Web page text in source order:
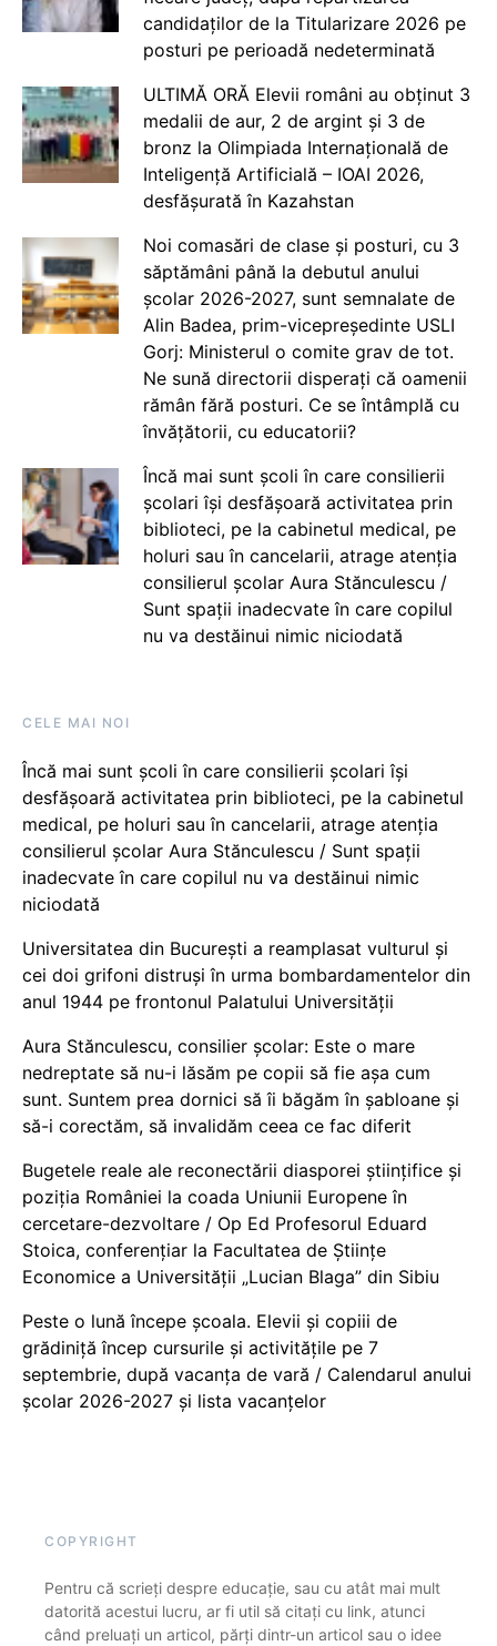
candidaților de la Titularizare 2026 pe
posturi pe perioadă nedeterminată
ULTIMĂ ORĂ Elevii români au obținut 3
medalii de aur, 2 de argint și 3 de
bronz la Olimpiada Internațională de
Inteligență Artificială – IOAI 2026,
desfășurată în Kazahstan
Noi comasări de clase și posturi, cu 3
săptămâni până la debutul anului
școlar 2026-2027, sunt semnalate de
Alin Badea, prim-vicepreședinte USLI
Gorj: Ministerul o comite grav de tot.
Ne sună directorii disperați că oamenii
rămân fără posturi. Ce se întâmplă cu
învățătorii, cu educatorii?
Încă mai sunt școli în care consilierii
școlari își desfășoară activitatea prin
biblioteci, pe la cabinetul medical, pe
holuri sau în cancelarii, atrage atenția
consilierul școlar Aura Stănculescu /
Sunt spații inadecvate în care copilul
nu va destăinui nimic niciodată
CELE MAI NOI
Încă mai sunt școli în care consilierii școlari își
desfășoară activitatea prin biblioteci, pe la cabinetul
medical, pe holuri sau în cancelarii, atrage atenția
consilierul școlar Aura Stănculescu / Sunt spații
inadecvate în care copilul nu va destăinui nimic
niciodată
Universitatea din București a reamplasat vulturul și
cei doi grifoni distruși în urma bombardamentelor din
anul 1944 pe frontonul Palatului Universității
Aura Stănculescu, consilier școlar: Este o mare
nedreptate să nu-i lăsăm pe copii să fie așa cum
sunt. Suntem prea dornici să îi băgăm în șabloane și
să-i corectăm, să invalidăm ceea ce fac diferit
Bugetele reale ale reconectării diasporei științifice și
poziția României la coada Uniunii Europene în
cercetare-dezvoltare / Op Ed Profesorul Eduard
Stoica, conferențiar la Facultatea de Științe
Economice a Universității „Lucian Blaga” din Sibiu
Peste o lună începe școala. Elevii și copiii de
grădiniță încep cursurile și activitățile pe 7
septembrie, după vacanța de vară / Calendarul anului
școlar 2026-2027 și lista vacanțelor
COPYRIGHT
Pentru că scrieți despre educație, sau cu atât mai mult
datorită acestui lucru, ar fi util să citați cu link, atunci
când preluați un articol, părți dintr-un articol sau o idee